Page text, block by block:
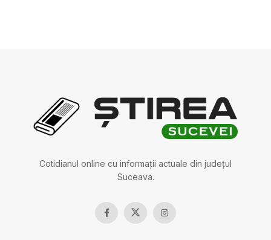
Cotidianul online cu informații actuale din județul
Suceava.